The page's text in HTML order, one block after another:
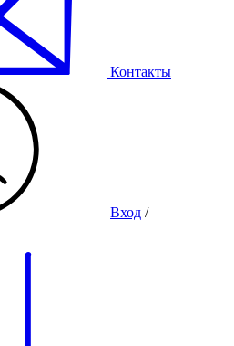
Контакты
Вход /